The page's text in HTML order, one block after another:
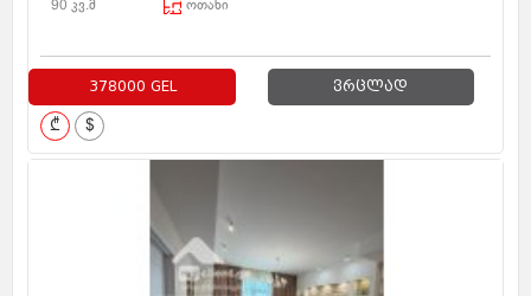
90 კვ.მ ოთახი
378000 GEL ვრცლად
₾ $